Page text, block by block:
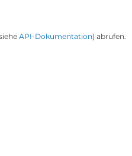
API-Dokumentation) abrufen.